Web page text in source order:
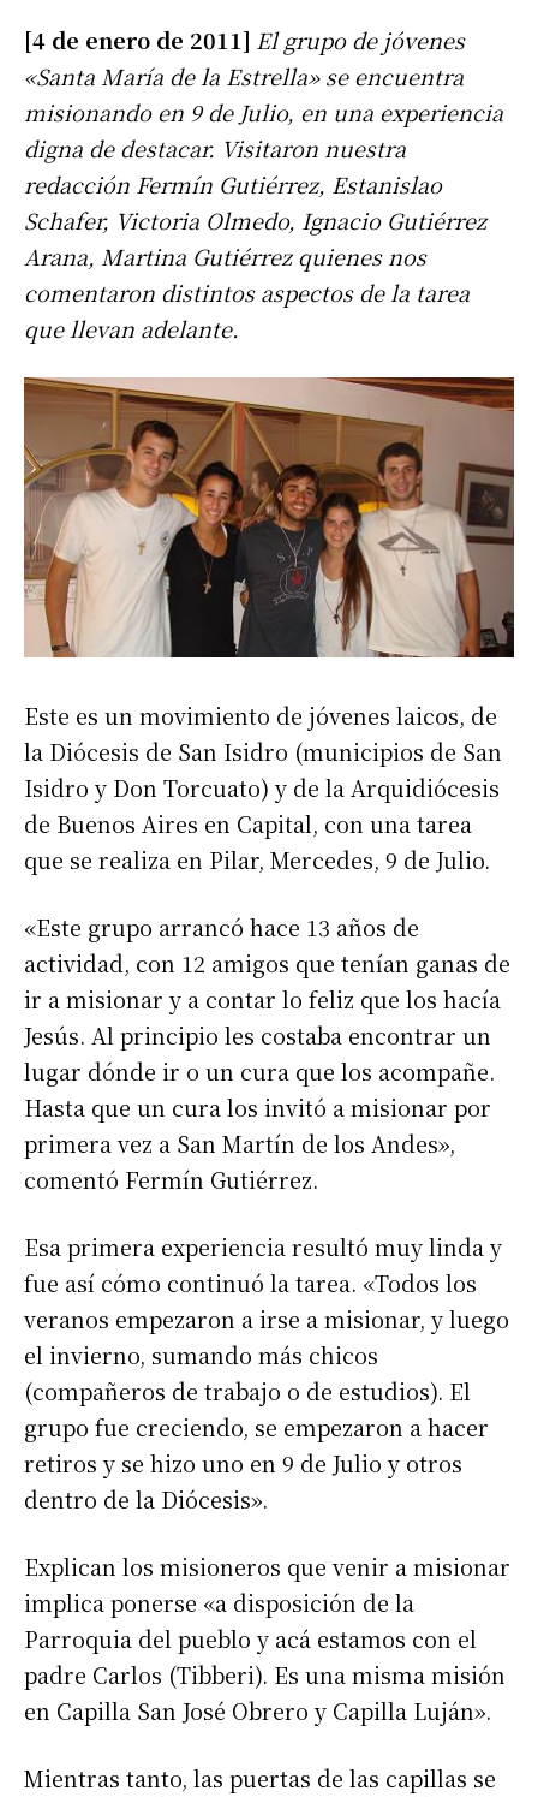
[4 de enero de 2011] El grupo de jóvenes
«Santa María de la Estrella» se encuentra
misionando en 9 de Julio, en una experiencia
digna de destacar. Visitaron nuestra
redacción Fermín Gutiérrez, Estanislao
Schafer, Victoria Olmedo, Ignacio Gutiérrez
Arana, Martina Gutiérrez quienes nos
comentaron distintos aspectos de la tarea
que llevan adelante.
Este es un movimiento de jóvenes laicos, de
la Diócesis de San Isidro (municipios de San
Isidro y Don Torcuato) y de la Arquidiócesis
de Buenos Aires en Capital, con una tarea
que se realiza en Pilar, Mercedes, 9 de Julio.
«Este grupo arrancó hace 13 años de
actividad, con 12 amigos que tenían ganas de
ir a misionar y a contar lo feliz que los hacía
Jesús. Al principio les costaba encontrar un
lugar dónde ir o un cura que los acompañe.
Hasta que un cura los invitó a misionar por
primera vez a San Martín de los Andes»,
comentó Fermín Gutiérrez.
Esa primera experiencia resultó muy linda y
fue así cómo continuó la tarea. «Todos los
veranos empezaron a irse a misionar, y luego
el invierno, sumando más chicos
(compañeros de trabajo o de estudios). El
grupo fue creciendo, se empezaron a hacer
retiros y se hizo uno en 9 de Julio y otros
dentro de la Diócesis».
Explican los misioneros que venir a misionar
implica ponerse «a disposición de la
Parroquia del pueblo y acá estamos con el
padre Carlos (Tibberi). Es una misma misión
en Capilla San José Obrero y Capilla Luján».
Mientras tanto, las puertas de las capillas se